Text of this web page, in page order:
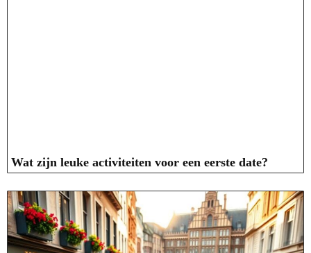
Wat zijn leuke activiteiten voor een eerste date?